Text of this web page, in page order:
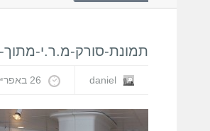
תמונת-סורק-מ.ר.י-מתוך-
daniel 26 באפריל 2015